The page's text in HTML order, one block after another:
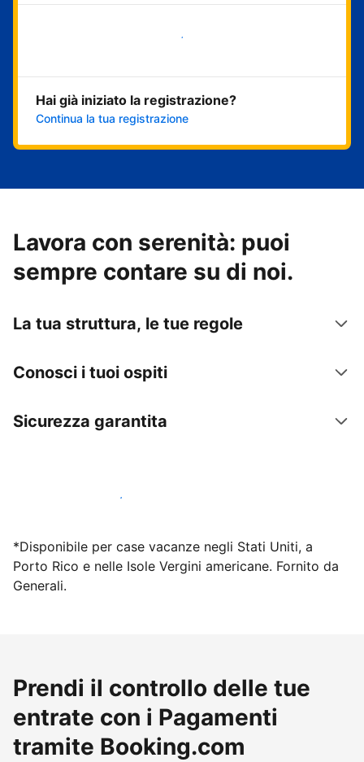
Inizia ora
Hai già iniziato la registrazione?
Continua la tua registrazione
Lavora con serenità: puoi
sempre contare su di noi.
La tua struttura, le tue regole
Conosci i tuoi ospiti
Sicurezza garantita
Inizia subito a lavorare con noi
*Disponibile per case vacanze negli Stati Uniti, a
Porto Rico e nelle Isole Vergini americane. Fornito da
Generali.
Prendi il controllo delle tue
entrate con i Pagamenti
tramite Booking.com